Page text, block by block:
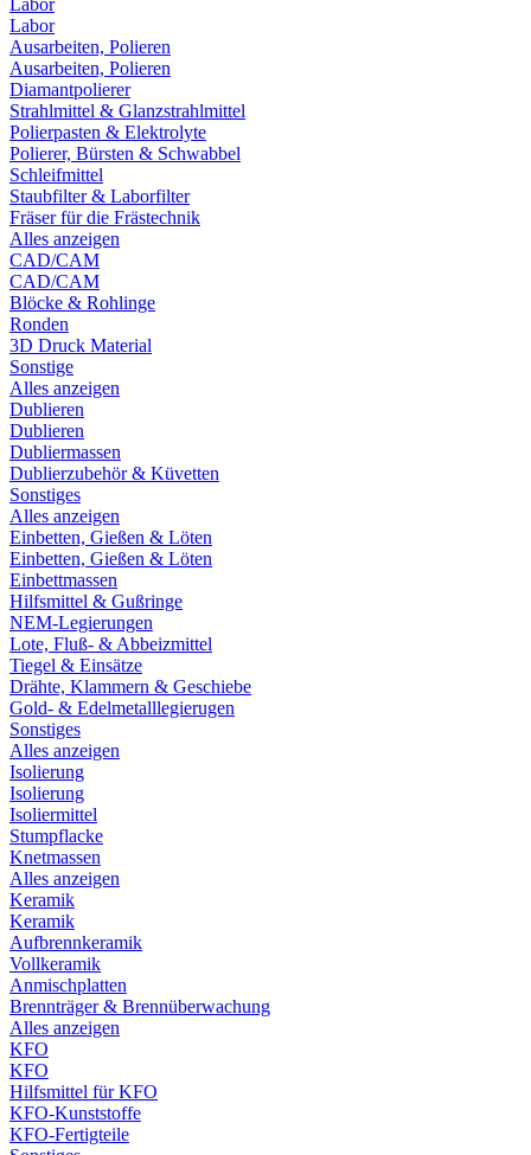
Labor
Labor
Ausarbeiten, Polieren
Ausarbeiten, Polieren
Diamantpolierer
Strahlmittel & Glanzstrahlmittel
Polierpasten & Elektrolyte
Polierer, Bürsten & Schwabbel
Schleifmittel
Staubfilter & Laborfilter
Fräser für die Frästechnik
Alles anzeigen
CAD/CAM
CAD/CAM
Blöcke & Rohlinge
Ronden
3D Druck Material
Sonstige
Alles anzeigen
Dublieren
Dublieren
Dubliermassen
Dublierzubehör & Küvetten
Sonstiges
Alles anzeigen
Einbetten, Gießen & Löten
Einbetten, Gießen & Löten
Einbettmassen
Hilfsmittel & Gußringe
NEM-Legierungen
Lote, Fluß- & Abbeizmittel
Tiegel & Einsätze
Drähte, Klammern & Geschiebe
Gold- & Edelmetalllegierugen
Sonstiges
Alles anzeigen
Isolierung
Isolierung
Isoliermittel
Stumpflacke
Knetmassen
Alles anzeigen
Keramik
Keramik
Aufbrennkeramik
Vollkeramik
Anmischplatten
Brennträger & Brennüberwachung
Alles anzeigen
KFO
KFO
Hilfsmittel für KFO
KFO-Kunststoffe
KFO-Fertigteile